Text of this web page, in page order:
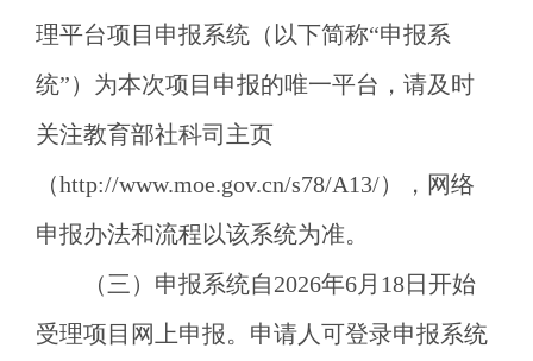
理平台项目申报系统（以下简称“申报系
统”）为本次项目申报的唯一平台，请及时
关注教育部社科司主页
（http://www.moe.gov.cn/s78/A13/），网络
申报办法和流程以该系统为准。
（三）申报系统自2026年6月18日开始
受理项目网上申报。申请人可登录申报系统